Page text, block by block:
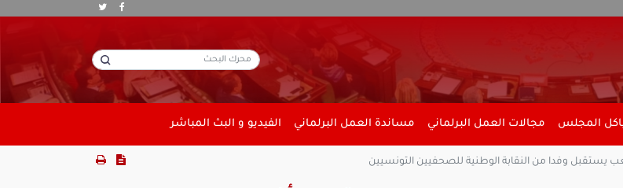
المجلس مجالات العمل البرلماني مساندة العمل البرلماني الفيديو و البث المباشر
وفدا من النقابة الوطنية للصحفيين التونسيين